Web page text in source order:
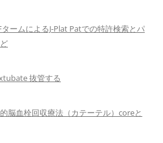
ームによるJ-Plat Patでの特許検索とパ
抜管する
脳血栓回収療法（カテーテル）coreと